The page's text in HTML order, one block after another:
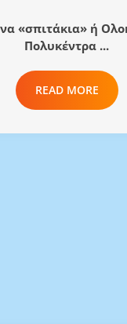
«σπιτάκια» ή
Πολυκέντρα ...
READ MORE